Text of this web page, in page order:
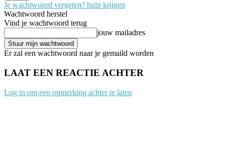
Je wachtwoord vergeten? hulp krijgen
Wachtwoord herstel
Vind je wachtwoord terug
jouw mailadres
Er zal een wachtwoord naar je gemaild worden
LAAT EEN REACTIE ACHTER
Log in om een opmerking achter te laten